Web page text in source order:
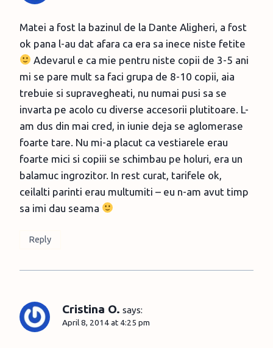
Matei a fost la bazinul de la Dante Aligheri, a fost
ok pana l-au dat afara ca era sa inece niste fetite
Adevarul e ca mie pentru niste copii de 3-5 ani
mi se pare mult sa faci grupa de 8-10 copii, aia
trebuie si supravegheati, nu numai pusi sa se
invarta pe acolo cu diverse accesorii plutitoare. L-
am dus din mai cred, in iunie deja se aglomerase
foarte tare. Nu mi-a placut ca vestiarele erau
foarte mici si copiii se schimbau pe holuri, era un
balamuc ingrozitor. In rest curat, tarifele ok,
ceilalti parinti erau multumiti – eu n-am avut timp
sa imi dau seama
Reply
Cristina O. says:
April 8, 2014 at 4:25 pm